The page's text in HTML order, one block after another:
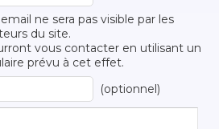
ne sera pas visible par les
du site.
vous contacter en utilisant un
prévu à cet effet.
(optionnel)